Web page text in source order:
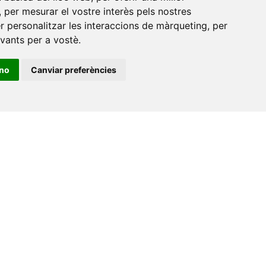
, per mesurar el vostre interès pels nostres
personalitzar les interaccions de màrqueting, per
per a vostè.
Canviar preferències
12071 Castelló de la Plana
e-buc@vives.org